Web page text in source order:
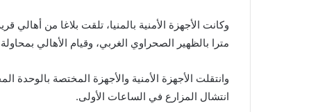
مترا بالظهير الصحراوي الغربي، وقيام الأهالي
وانتقلت الأجهزة الأمنية والأجهزة المختصة بالوحدة
انتشال المزارع في الساعات الأولى.